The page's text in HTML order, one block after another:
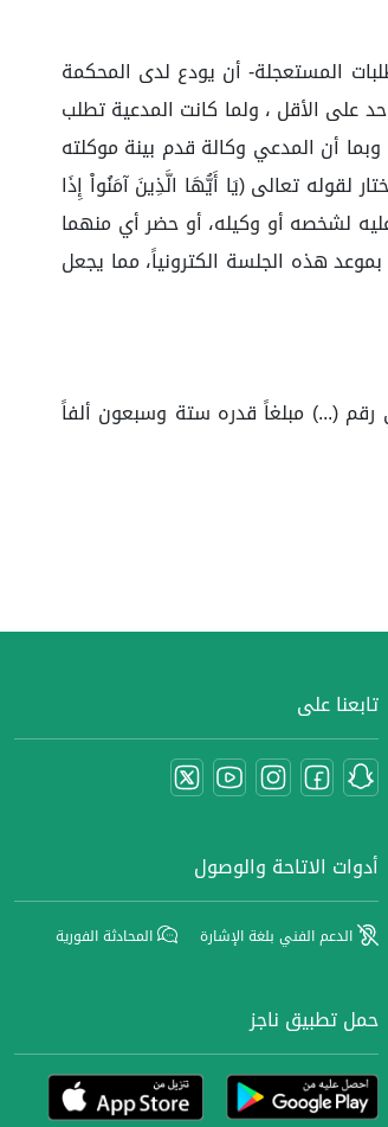
عليه –فيما عدا الطلبات المستعجلة- أن يودع لدى المحكمة
على الأقل ، ولما كانت المدعية تطلب
أنكر، وبما أن المدعي وكالة قدم بينة موكلته
تعالى (يَا أَيُّهَا الَّذِينَ آمَنُواْ إِذَا
لشخصه أو وكيله، أو حضر أي منهما
هذه الجلسة الكترونياً، مما يجعل
رقم (...) مبلغاً قدره ستة وسبعون ألفاً
تابعنا على
أدوات الاتاحة والوصول
الدعم الفني بلغة الإشارة المحادثة الفورية
حمل تطبيق ناجز